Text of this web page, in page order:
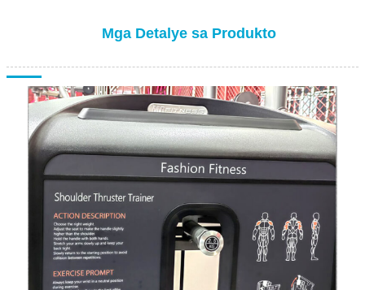
Mga Detalye sa Produkto